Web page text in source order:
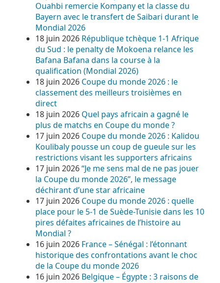
Ouahbi remercie Kompany et la classe du
Bayern avec le transfert de Saibari durant le
Mondial 2026
18 juin 2026 République tchèque 1-1 Afrique
du Sud : le penalty de Mokoena relance les
Bafana Bafana dans la course à la
qualification (Mondial 2026)
18 juin 2026 Coupe du monde 2026 : le
classement des meilleurs troisièmes en
direct
18 juin 2026 Quel pays africain a gagné le
plus de matchs en Coupe du monde ?
17 juin 2026 Coupe du monde 2026 : Kalidou
Koulibaly pousse un coup de gueule sur les
restrictions visant les supporters africains
17 juin 2026“Je me sens mal de ne pas jouer
la Coupe du monde 2026”, le message
déchirant d’une star africaine
17 juin 2026 Coupe du monde 2026 : quelle
place pour le 5-1 de Suède-Tunisie dans les 10
pires défaites africaines de l’histoire au
Mondial ?
16 juin 2026 France – Sénégal : l’étonnant
historique des confrontations avant le choc
de la Coupe du monde 2026
16 juin 2026 Belgique – Égypte : 3 raisons de